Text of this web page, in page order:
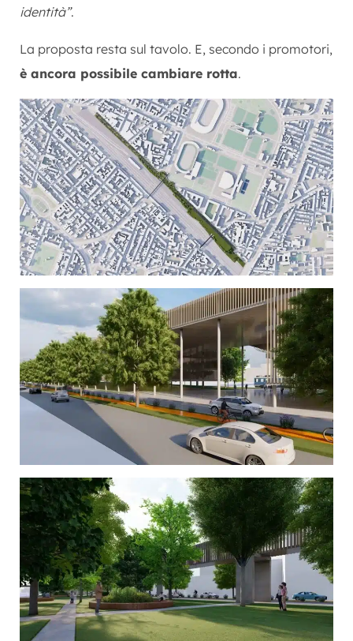
identità”.
La proposta resta sul tavolo. E, secondo i promotori,
è ancora possibile cambiare rotta.